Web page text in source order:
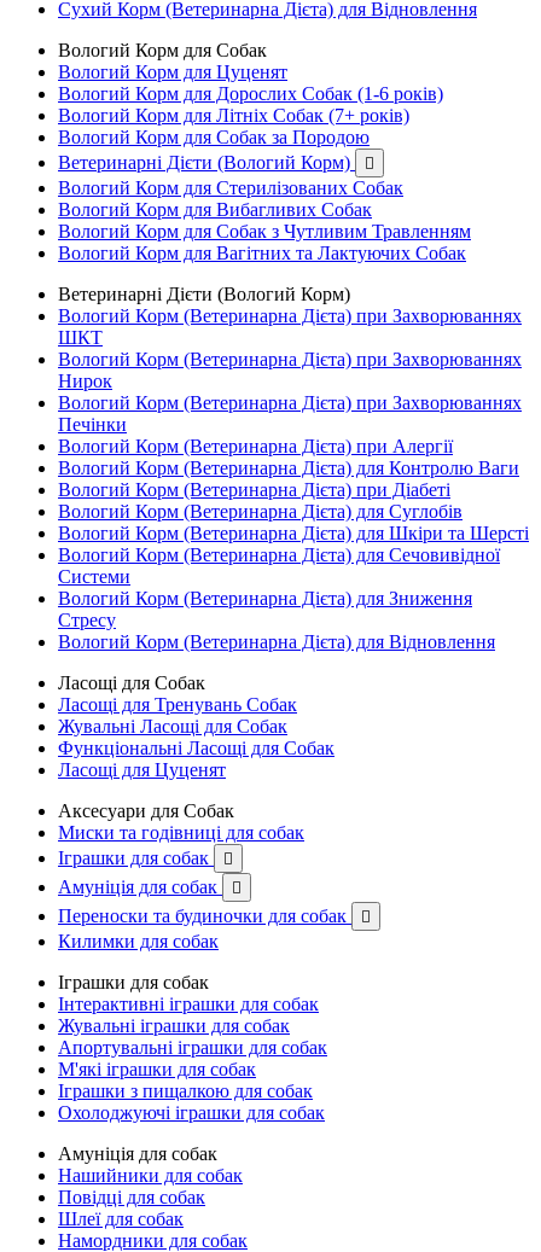
Сухий Корм (Ветеринарна Дієта) для Відновлення
Вологий Корм для Собак
Вологий Корм для Цуценят
Вологий Корм для Дорослих Собак (1-6 років)
Вологий Корм для Літніх Собак (7+ років)
Вологий Корм для Собак за Породою
Ветеринарні Дієти (Вологий Корм)

Вологий Корм для Стерилізованих Собак
Вологий Корм для Вибагливих Собак
Вологий Корм для Собак з Чутливим Травленням
Вологий Корм для Вагітних та Лактуючих Собак
Ветеринарні Дієти (Вологий Корм)
Вологий Корм (Ветеринарна Дієта) при Захворюваннях
ШКТ
Вологий Корм (Ветеринарна Дієта) при Захворюваннях
Нирок
Вологий Корм (Ветеринарна Дієта) при Захворюваннях
Печінки
Вологий Корм (Ветеринарна Дієта) при Алергії
Вологий Корм (Ветеринарна Дієта) для Контролю Ваги
Вологий Корм (Ветеринарна Дієта) при Діабеті
Вологий Корм (Ветеринарна Дієта) для Суглобів
Вологий Корм (Ветеринарна Дієта) для Шкіри та Шерсті
Вологий Корм (Ветеринарна Дієта) для Сечовивідної
Системи
Вологий Корм (Ветеринарна Дієта) для Зниження
Стресу
Вологий Корм (Ветеринарна Дієта) для Відновлення
Ласощі для Собак
Ласощі для Тренувань Собак
Жувальні Ласощі для Собак
Функціональні Ласощі для Собак
Ласощі для Цуценят
Аксесуари для Собак
Миски та годівниці для собак
Іграшки для собак

Амуніція для собак 
Переноски та будиночки для собак 
Килимки для собак
Іграшки для собак
Інтерактивні іграшки для собак
Жувальні іграшки для собак
Апортувальні іграшки для собак
М'які іграшки для собак
Іграшки з пищалкою для собак
Охолоджуючі іграшки для собак
Амуніція для собак
Нашийники для собак
Повідці для собак
Шлеї для собак
Намордники для собак